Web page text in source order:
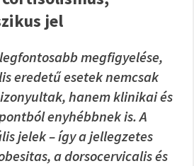
jel
megfigyelése,
eredetű esetek nemcsak
hanem klinikai és
enyhébbnek is. A
jelek – így a jellegzetes
a dorsocervicalis és